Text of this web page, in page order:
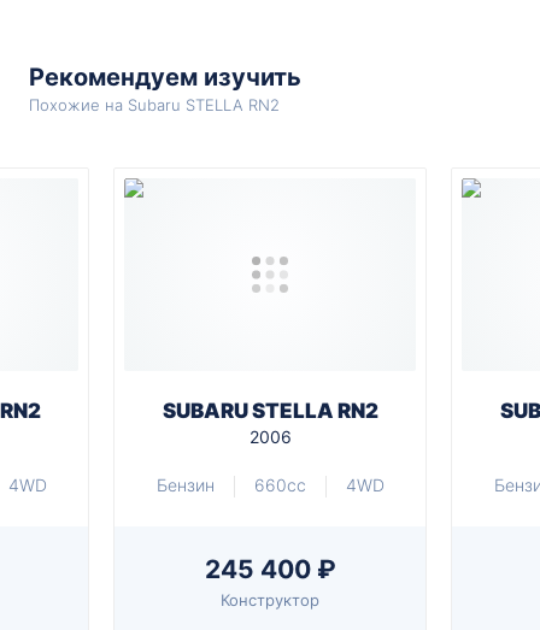
Рекомендуем изучить
Похожие на Subaru STELLA RN2
4WD
SUBARU STELLA RN2
2006
Бензин 660cc 4WD
245 400 ₽
Конструктор